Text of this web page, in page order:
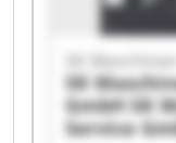
SK
SK
GmbH SK
Service